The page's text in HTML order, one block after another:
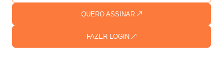
FAZER LOGIN
QUERO ASSINAR